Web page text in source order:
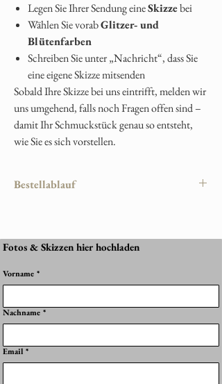
Legen Sie Ihrer Sendung eineSkizzebei
Wählen Sie vorabGlitzer‑ und
Blütenfarben
Schreiben Sie unter „Nachricht“, dass Sie
eine eigene Skizze mitsenden
Sobald Ihre Skizze bei uns eintrifft, melden wir
uns umgehend, falls noch Fragen offen sind –
damit Ihr Schmuckstück genau so entsteht,
wie Sie es sich vorstellen.
Bestellablauf
ab:
Wählen Sie Ihr gewünschtes Schmuckstück im
oder Armband.
2. Gestaltung festlegen
Im Produkt können Sie folgende Optionen
bestimmen:
Fotos & Skizzen hier hochladen
Vorname *
Nachname *
Email *